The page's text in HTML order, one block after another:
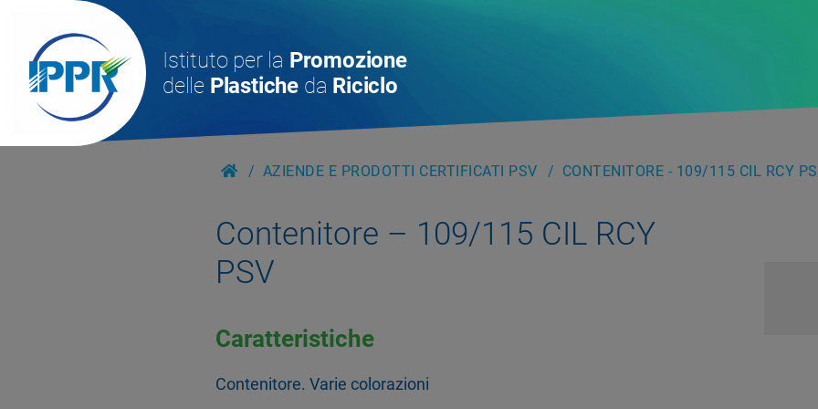
Istituto per la Promozione
delle Plastiche da Riciclo
AZIENDE E PRODOTTI CERTIFICATI PSV CONTENITORE - 109/115 CIL RCY
Contenitore – 109/115 CIL RCY
PSV
Caratteristiche
Contenitore. Varie colorazioni